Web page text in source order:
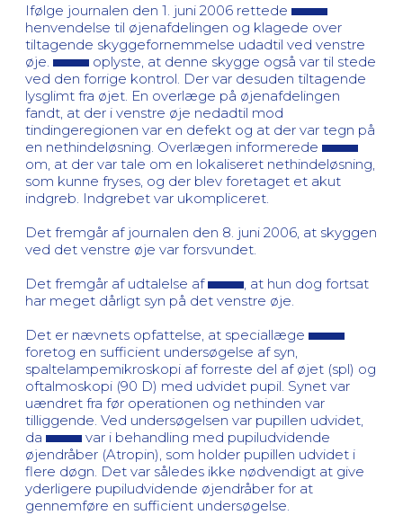
Ifølge journalen den 1. juni 2006 rettede
henvendelse til øjenafdelingen og klagede over
tiltagende skyggefornemmelse udadtil ved venstre
øje.
oplyste, at denne skygge også var til stede
ved den forrige kontrol. Der var desuden tiltagende
lysglimt fra øjet. En overlæge på øjenafdelingen
fandt, at der i venstre øje nedadtil mod
tindingeregionen var en defekt og at der var tegn på
en nethindeløsning. Overlægen informerede
om, at der var tale om en lokaliseret nethindeløsning,
som kunne fryses, og der blev foretaget et akut
indgreb. Indgrebet var ukompliceret.
Det fremgår af journalen den 8. juni 2006, at skyggen
ved det venstre øje var forsvundet.
Det fremgår af udtalelse af
, at hun dog fortsat
har meget dårligt syn på det venstre øje.
Det er nævnets opfattelse, at speciallæge
foretog en sufficient undersøgelse af syn,
spaltelampemikroskopi af forreste del af øjet (spl) og
oftalmoskopi (90 D) med udvidet pupil. Synet var
uændret fra før operationen og nethinden var
tilliggende. Ved undersøgelsen var pupillen udvidet,
da
var i behandling med pupiludvidende
øjendråber (Atropin), som holder pupillen udvidet i
flere døgn. Det var således ikke nødvendigt at give
yderligere pupiludvidende øjendråber for at
gennemføre en sufficient undersøgelse.